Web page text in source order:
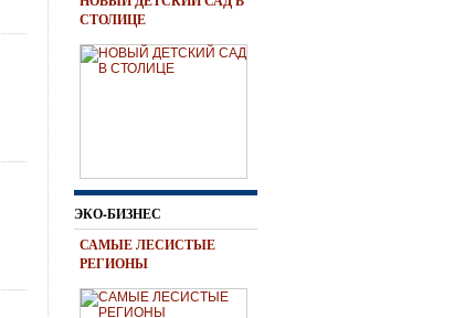
СТОЛИЦЕ
ЭКО-БИЗНЕС
САМЫЕ ЛЕСИСТЫЕ
РЕГИОНЫ